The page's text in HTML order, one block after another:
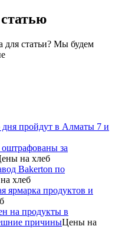
для статьи? Мы будем
пройдут в Алматы 7 и
за
на хлеб
Bakerton по
хлеб
ярмарка продуктов и
на продукты в
причиныЦены на